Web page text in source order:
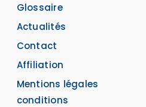
Glossaire
Actualités
Contact
Affiliation
Mentions légales
conditions